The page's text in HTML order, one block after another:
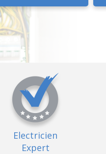
Electricien
Expert